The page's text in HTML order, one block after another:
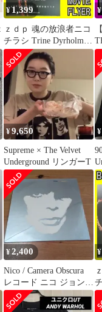
¥1,399
ｚｄｐ 魂の放浪者ニコ
チラシ Trine Dyrholm
Nico, 1988
¥
¥9,650
Supreme × The Velvet
Underground リンガーT
¥
¥2,400
Nico / Camera Obscura
レコード ニコ ジョン・
ケイル
¥